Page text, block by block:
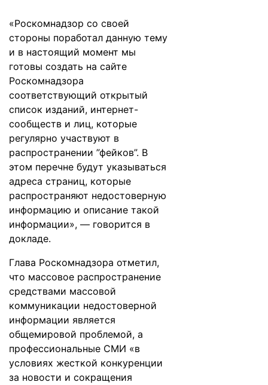
«Роскомнадзор со своей
стороны поработал данную тему
и в настоящий момент мы
готовы создать на сайте
Роскомнадзора
соответствующий открытый
список изданий, интернет-
сообществ и лиц, которые
регулярно участвуют в
распространении ”фейков”. В
этом перечне будут указываться
адреса страниц, которые
распространяют недостоверную
информацию и описание такой
информации», — говорится в
докладе.
Глава Роскомнадзора отметил,
что массовое распространение
средствами массовой
коммуникации недостоверной
информации является
общемировой проблемой, а
профессиональные СМИ «в
условиях жесткой конкуренции
за новости и сокращения